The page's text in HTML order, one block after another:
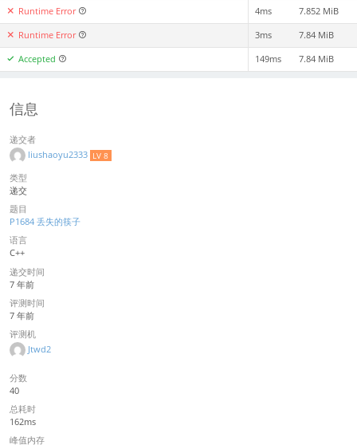
Runtime Error 4ms 7.852 MiB
Runtime Error 3ms 7.84 MiB
Accepted 149ms 7.84 MiB
信息
递交者
liushaoyu2333 LV 8
类型
递交
题目
P1684 丢失的筷子
语言
C++
递交时间
7 年前
评测时间
7 年前
评测机
Jtwd2
分数
40
总耗时
162ms
峰值内存